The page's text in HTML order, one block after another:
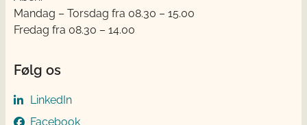
Mandag – Torsdag fra 08.30 – 15.00
Fredag fra 08.30 – 14.00
Følg os
LinkedIn
Facebook